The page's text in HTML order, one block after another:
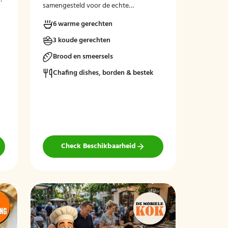
samengesteld voor de echte
6 warme gerechten
3 koude gerechten
Brood en smeersels
Chafing dishes, borden & bestek
Check Beschikbaarheid